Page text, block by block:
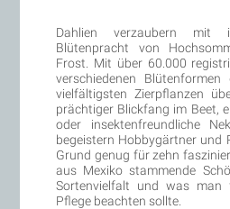
Dahlien verzaubern mit
Blütenpracht von
Frost. Mit über 60.000
verschiedenen
vielfältigsten Zierpflanzen
prächtiger Blickfang im Beet,
oder insektenfreundliche
begeistern Hobbygärtner und
Grund genug für zehn
aus Mexiko stammende
Sortenvielfalt und was man
Pflege beachten sollte.